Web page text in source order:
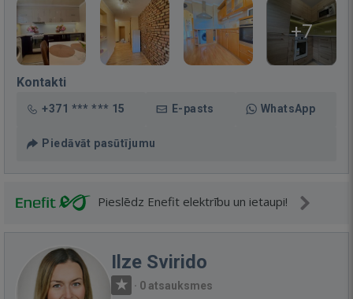
+7
Kontakti
+371 *** *** 15 E-pasts WhatsApp
Piedāvāt pasūtījumu
Pieslēdz Enefit elektrību un ietaupi!
Ilze Svirido
· 0 atsauksmes